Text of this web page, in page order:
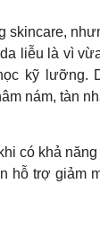
skincare,
liễu là vì
kỹ lưỡng.
nám, tàn
có khả
hỗ trợ giảm